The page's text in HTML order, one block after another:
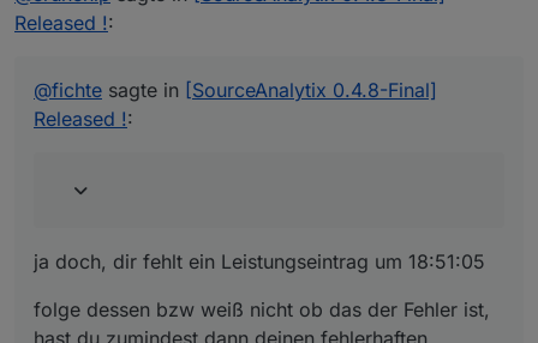
folge dessen bzw weiß nicht ob das der Fehler ist,
hast du zumindest dann deinen fehlerhaften
Released !:
@fichte sagte in [SourceAnalytix 0.4.8-Final]
Released !:
ja doch, dir fehlt ein Leistungseintrag um 18:51:05
folge dessen bzw weiß nicht ob das der Fehler ist,
hast du zumindest dann deinen fehlerhaften